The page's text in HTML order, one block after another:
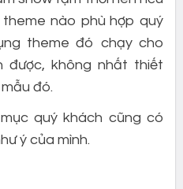
nào phù hợp quý
theme đó chạy cho
được, không nhất thiết
đó.
quý khách cũng có
ý của mình.